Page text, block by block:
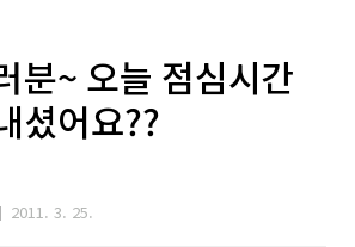
분~ 오늘 점심시간
셨어요??
2011. 3. 25.